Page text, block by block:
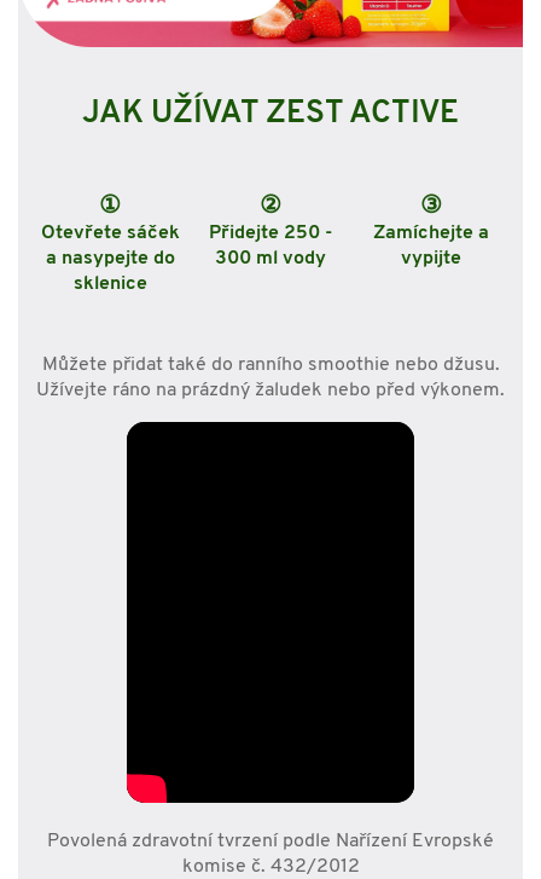
JAK UŽÍVAT ZEST ACTIVE
①
Otevřete sáček
a nasypejte do
sklenice
②
Přidejte 250 -
300 ml vody
③
Zamíchejte a
vypijte
Můžete přidat také do ranního smoothie nebo džusu.
Užívejte ráno na prázdný žaludek nebo před výkonem.
Povolená zdravotní tvrzení podle Nařízení Evropské
komise č. 432/2012